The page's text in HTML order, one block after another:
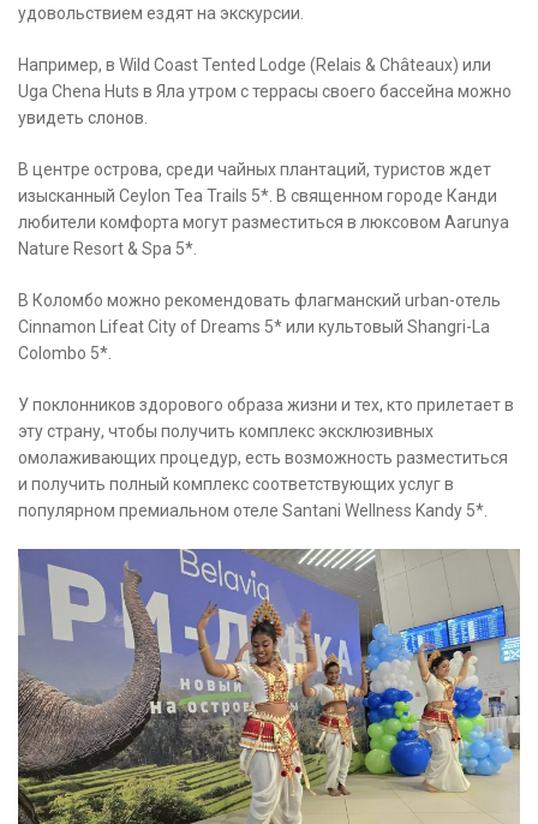
удовольствием ездят на экскурсии.
Например, в Wild Coast Tented Lodge (Relais & Châteaux) или
Uga Chena Huts в Яла утром с террасы своего бассейна можно
увидеть слонов.
В центре острова, среди чайных плантаций, туристов ждет
изысканный Ceylon Tea Trails 5*. В священном городе Канди
любители комфорта могут разместиться в люксовом Aarunya
Nature Resort & Spa 5*.
В Коломбо можно рекомендовать флагманский urban-отель
Cinnamon Lifeat City of Dreams 5* или культовый Shangri-La
Colombo 5*.
У поклонников здорового образа жизни и тех, кто прилетает в
эту страну, чтобы получить комплекс эксклюзивных
омолаживающих процедур, есть возможность разместиться
и получить полный комплекс соответствующих услуг в
популярном премиальном отеле Santani Wellness Kandy 5*.